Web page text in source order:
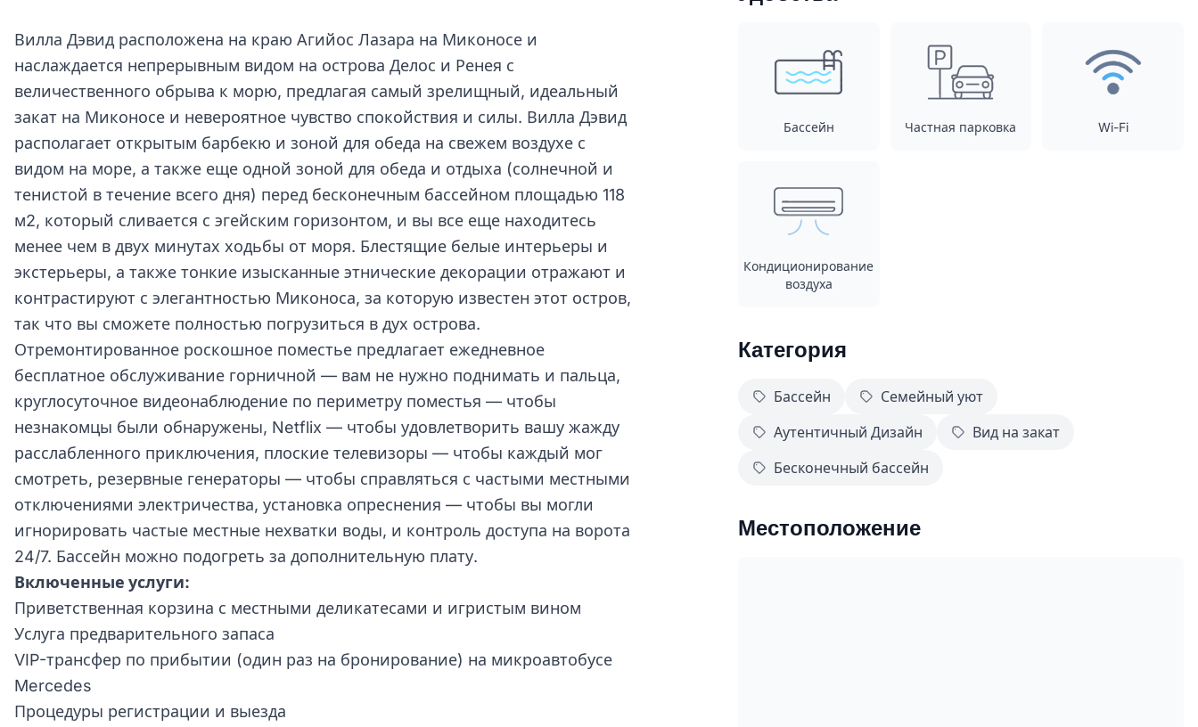
Вилла Дэвид расположена на краю Агийос Лазара на Миконосе и
наслаждается непрерывным видом на острова Делос и Ренея с
величественного обрыва к морю, предлагая самый зрелищный, идеальный
закат на Миконосе и невероятное чувство спокойствия и силы. Вилла Дэвид
располагает открытым барбекю и зоной для обеда на свежем воздухе с
видом на море, а также еще одной зоной для обеда и отдыха (солнечной и
тенистой в течение всего дня) перед бесконечным бассейном площадью 118
м2, который сливается с эгейским горизонтом, и вы все еще находитесь
менее чем в двух минутах ходьбы от моря. Блестящие белые интерьеры и
экстерьеры, а также тонкие изысканные этнические декорации отражают и
контрастируют с элегантностью Миконоса, за которую известен этот остров,
так что вы сможете полностью погрузиться в дух острова.
Отремонтированное роскошное поместье предлагает ежедневное
бесплатное обслуживание горничной — вам не нужно поднимать и пальца,
круглосуточное видеонаблюдение по периметру поместья — чтобы
незнакомцы были обнаружены, Netflix — чтобы удовлетворить вашу жажду
расслабленного приключения, плоские телевизоры — чтобы каждый мог
смотреть, резервные генераторы — чтобы справляться с частыми местными
отключениями электричества, установка опреснения — чтобы вы могли
игнорировать частые местные нехватки воды, и контроль доступа на ворота
24/7. Бассейн можно подогреть за дополнительную плату.
Включенные услуги:
Приветственная корзина с местными деликатесами и игристым вином
Услуга предварительного запаса
VIP-трансфер по прибытии (один раз на бронирование) на микроавтобусе
Mercedes
Процедуры регистрации и выезда
Бассейн Частная парковка Wi-Fi
Кондиционирование
воздуха
Категория
Бассейн
Семейный уют
Аутентичный Дизайн
Вид на закат
Бесконечный бассейн
Местоположение